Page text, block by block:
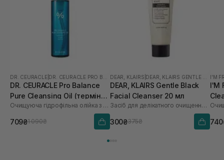
DR. CEURACLE
DR. CEURACLE Pro Balance
Pure Cleansing Oil (термін
до 01.27р.) 155 мл
Очищуюча гідрофільна олійка з пробіотиками
709₴1 090₴
DEAR, KLAIRS
DEAR, KLAIRS Gentle Black
Facial Cleanser 20 мл
Засіб для делікатного очищення обличчя
300₴375₴
I'M
I'M